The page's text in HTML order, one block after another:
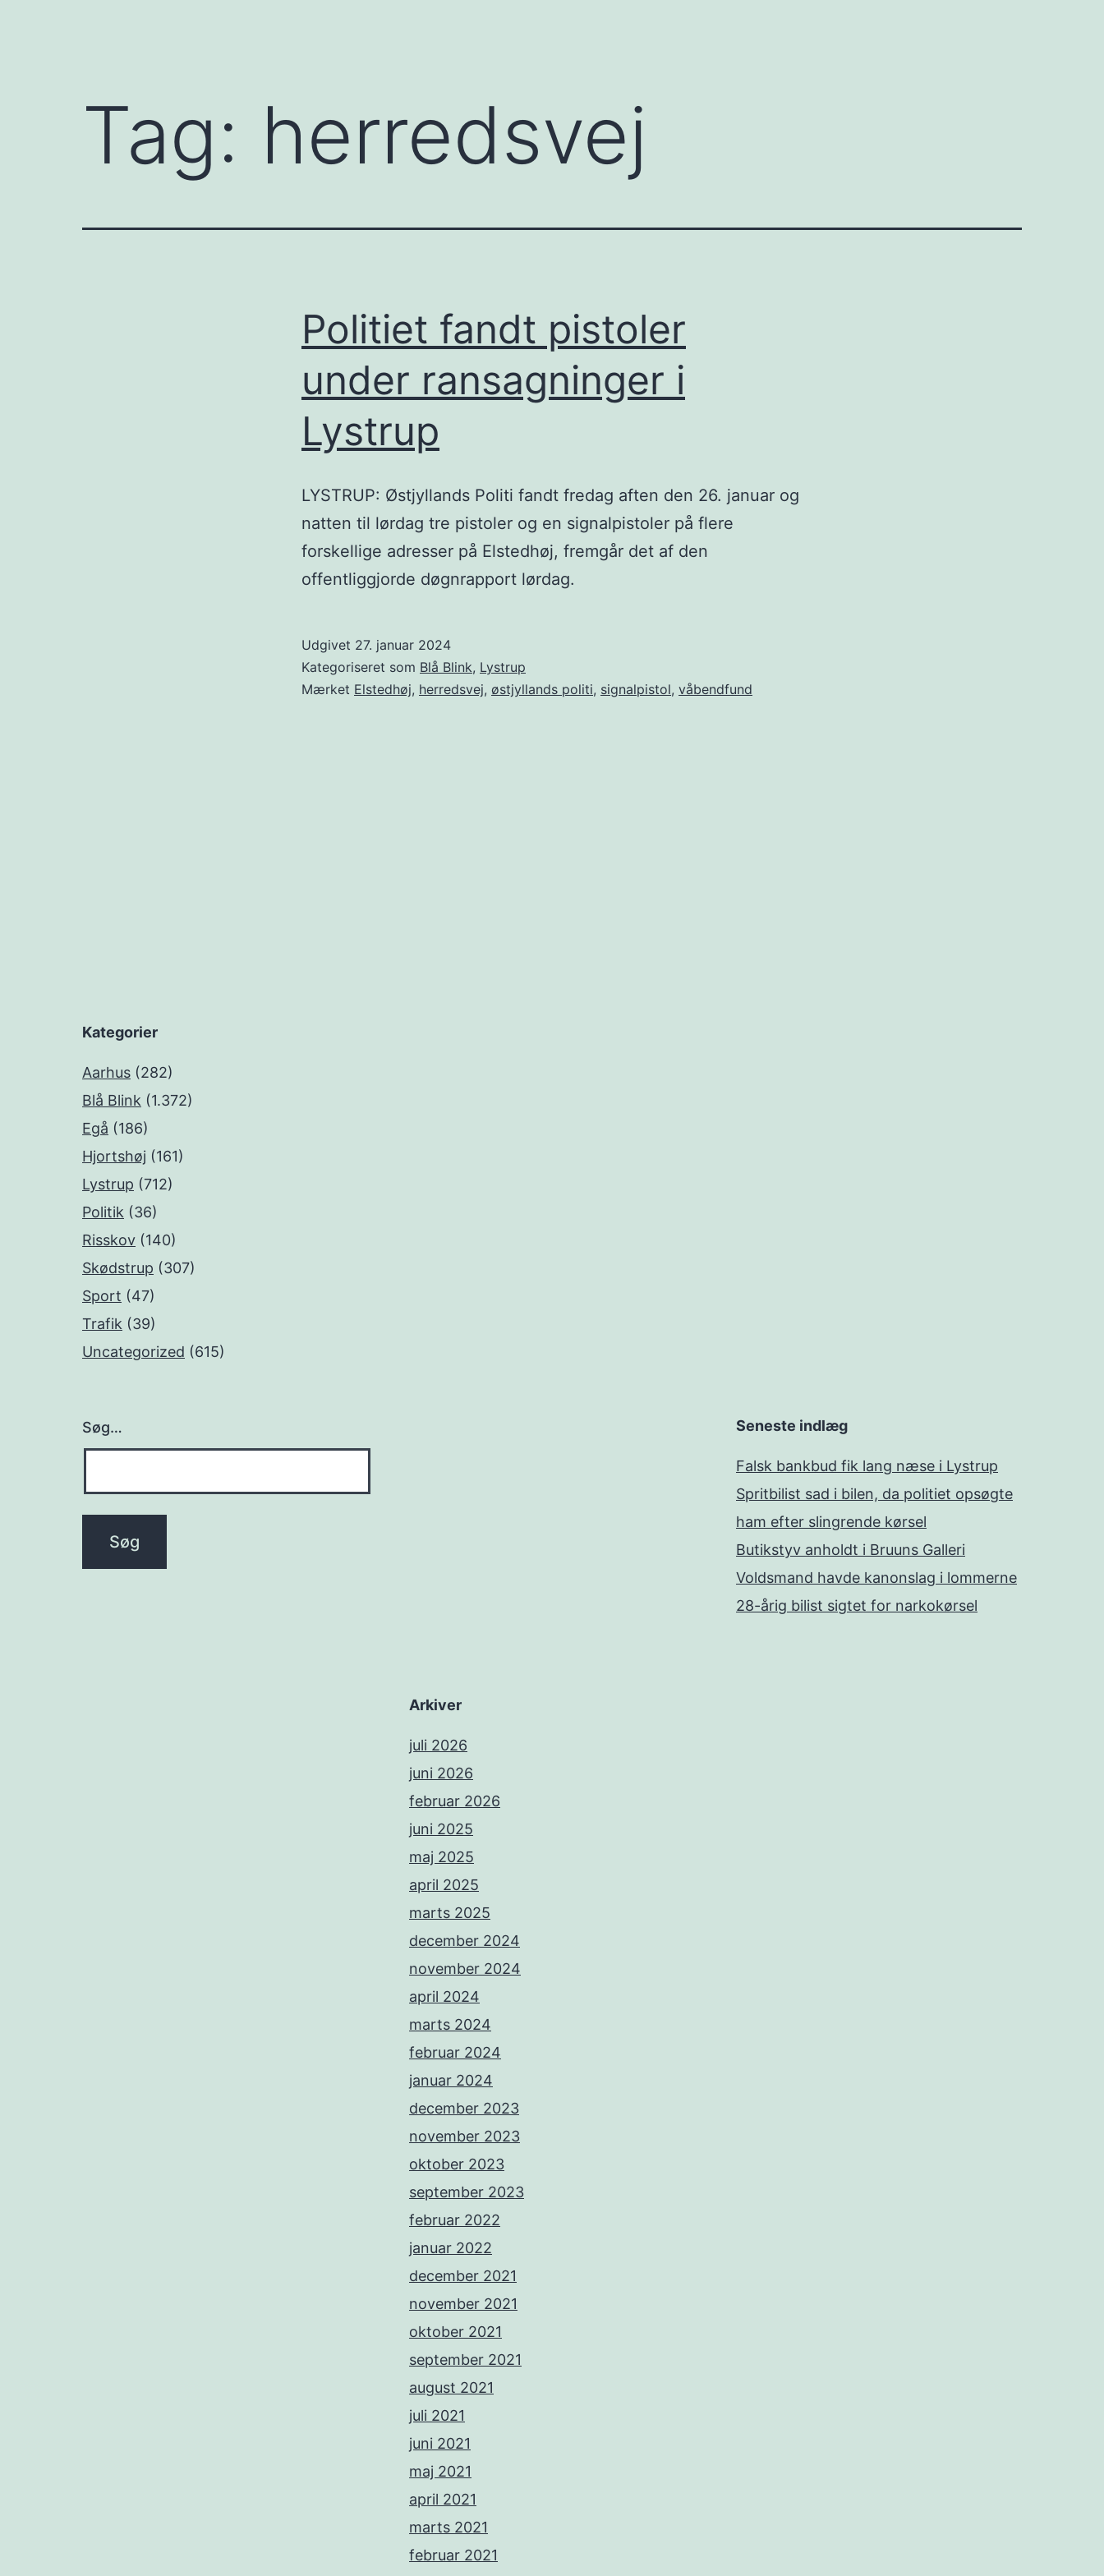
Tag: herredsvej
Politiet fandt pistoler
under ransagninger i
Lystrup
LYSTRUP: Østjyllands Politi fandt fredag aften den 26. januar og
natten til lørdag tre pistoler og en signalpistoler på flere
forskellige adresser på Elstedhøj, fremgår det af den
offentliggjorde døgnrapport lørdag.
Udgivet 27. januar 2024
Kategoriseret som Blå Blink, Lystrup
Mærket Elstedhøj, herredsvej, østjyllands politi, signalpistol, våbendfund
Kategorier
Aarhus (282)
Blå Blink (1.372)
Egå (186)
Hjortshøj (161)
Lystrup (712)
Politik (36)
Risskov (140)
Skødstrup (307)
Sport (47)
Trafik (39)
Uncategorized (615)
Søg… Seneste indlæg
Falsk bankbud fik lang næse i Lystrup
Spritbilist sad i bilen, da politiet opsøgte
ham efter slingrende kørsel
Butikstyv anholdt i Bruuns Galleri
Voldsmand havde kanonslag i lommerne
28-årig bilist sigtet for narkokørsel
Arkiver
juli 2026
juni 2026
februar 2026
juni 2025
maj 2025
april 2025
marts 2025
december 2024
november 2024
april 2024
marts 2024
februar 2024
januar 2024
december 2023
november 2023
oktober 2023
september 2023
februar 2022
januar 2022
december 2021
november 2021
oktober 2021
september 2021
august 2021
juli 2021
juni 2021
maj 2021
april 2021
marts 2021
februar 2021